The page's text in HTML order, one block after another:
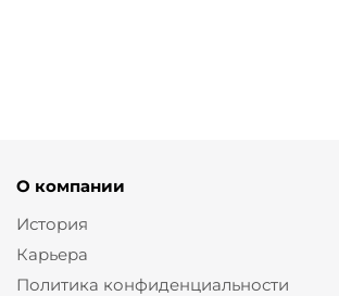
О компании
История
Карьера
Политика конфиденциальности